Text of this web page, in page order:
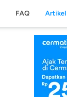
FAQ Artikel